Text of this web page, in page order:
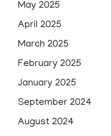
May 2025
April 2025
March 2025
February 2025
January 2025
September 2024
August 2024